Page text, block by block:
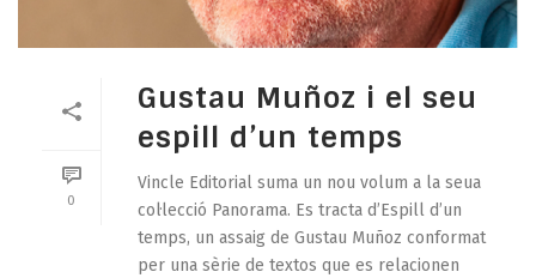
0
Gustau Muñoz i el seu
espill d’un temps
Vincle Editorial suma un nou volum a la seua
col·lecció Panorama. Es tracta d’Espill d’un
temps, un assaig de Gustau Muñoz conformat
per una sèrie de textos que es relacionen